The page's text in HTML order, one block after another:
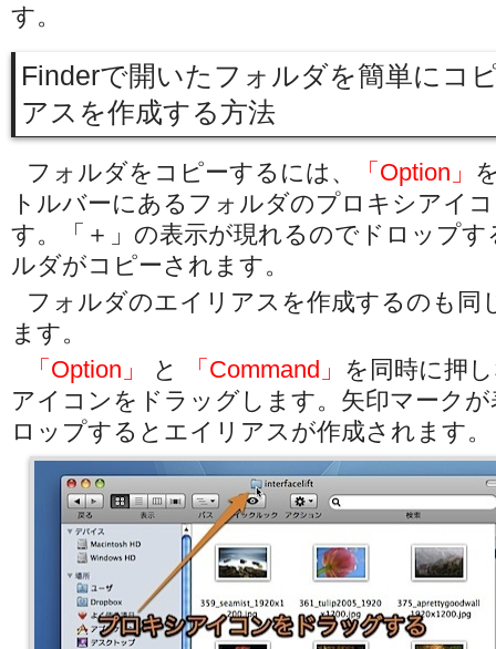
す。
Finderで開いたフォルダを簡単にコ
アスを作成する方法
フォルダをコピーするには、 「Option」
トルバーにあるフォルダのプロキシアイ
す。「＋」の表示が現れるのでドロップ
ルダがコピーされます。
フォルダのエイリアスを作成するのも同
ます。
「Option」
と 「Command」 を同時に押
アイコンをドラッグします。矢印マーク
ロップするとエイリアスが作成されます。